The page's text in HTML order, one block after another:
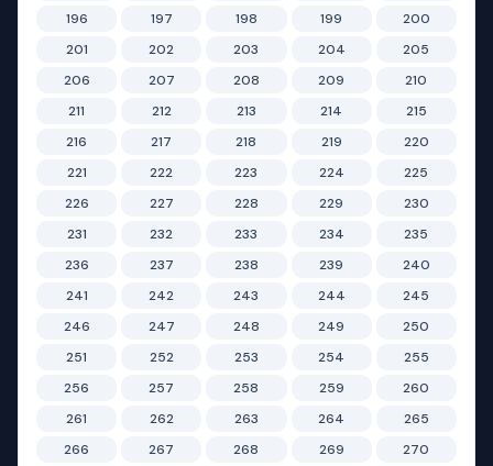
196
197 198 199
200
201
202 203 204
205
206
207 208 209
210
211
212 213 214
215
216
217 218 219
220
221
222 223 224
225
226
227 228 229
230
231
232 233 234
235
236
237 238 239
240
241
242 243 244
245
246
247 248 249
250
251
252 253 254
255
256
257 258 259
260
261
262 263 264
265
266
267 268 269
270